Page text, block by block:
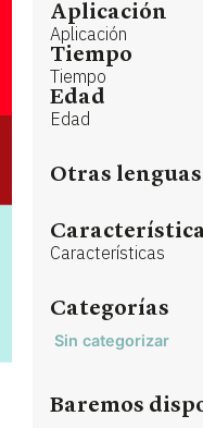
Aplicación
Aplicación
Tiempo
Tiempo
Edad
Edad
Otras
Características
Categorías
Sin categorizar
Baremos